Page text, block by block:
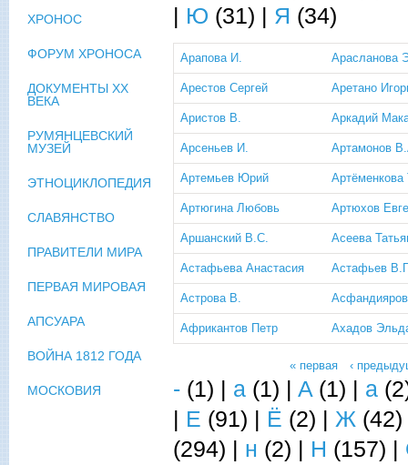
| Ю (31) | Я (34)
Арапова И. Арасланова
Арестов Сергей Аретано
Аристов В. Аркадий
Арсеньев И. Артамонов
Артемьев Юрий Артёменкова
Артюгина Любовь Артюхов
Аршанский В.С. Асеева
Астафьева Анастасия Астафьев
Астрова В.
Африкантов Петр Ахадов
Страницы
« первая ‹
- (1) | a (1) | A (1) | а
| Е (91) | Ё (2) | Ж (42)
(294) | н (2) | Н (157) |
ХРОНОС
ФОРУМ ХРОНОСА
ДОКУМЕНТЫ XX
ВЕКА
РУМЯНЦЕВСКИЙ
МУЗЕЙ
ЭТНОЦИКЛОПЕДИЯ
СЛАВЯНСТВО
ПРАВИТЕЛИ МИРА
ПЕРВАЯ МИРОВАЯ
АПСУАРА
ВОЙНА 1812 ГОДА
МОСКОВИЯ